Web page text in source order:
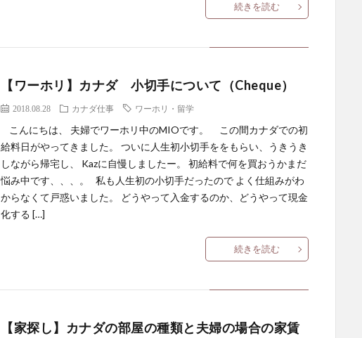
続きを読む
【ワーホリ】カナダ 小切手について（Cheque）
2018.08.28 カナダ仕事 ワーホリ・留学
こんにちは、 夫婦でワーホリ中のMIOです。 この間カナダでの初
給料日がやってきました。 ついに人生初小切手ををもらい、うきうき
しながら帰宅し、 Kazに自慢しましたー。 初給料で何を買おうかまだ
悩み中です、、、。 私も人生初の小切手だったので よく仕組みがわ
からなくて戸惑いました。 どうやって入金するのか、どうやって現金
化する […]
続きを読む
【家探し】カナダの部屋の種類と夫婦の場合の家賃